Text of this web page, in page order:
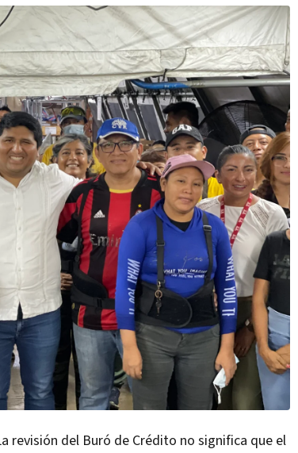
revisión del Buró de Crédito no significa que el